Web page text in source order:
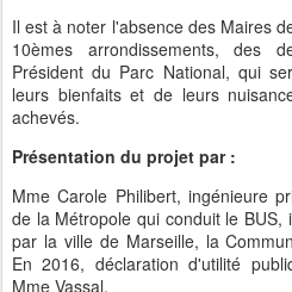
Il est à noter l'absence des Maires
10èmes arrondissements, des
Président du Parc National, qui
leurs bienfaits et de leurs
achevés.
Présentation du projet par :
Mme Carole Philibert, ingénieure
de la Métropole qui conduit le
par la ville de Marseille, la
En 2016, déclaration d'utilité
Mme Vassal.